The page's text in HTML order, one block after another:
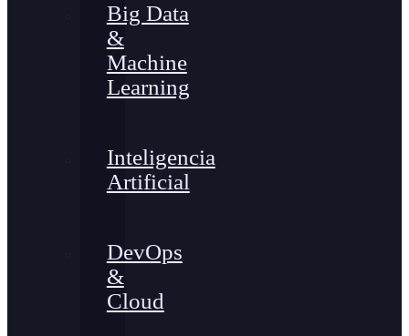
Big Data
&
Machine
Learning
Inteligencia
Artificial
DevOps
&
Cloud